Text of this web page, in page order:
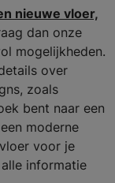
nieuwe vloer,
dan onze
mogelijkheden.
over
zoals
bent naar een
moderne
voor je
informatie